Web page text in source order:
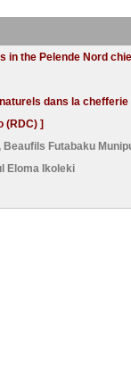
the Pelende Nord
dans la chefferie
(RDC) ]
Beaufils Futabaku
Eloma Ikoleki